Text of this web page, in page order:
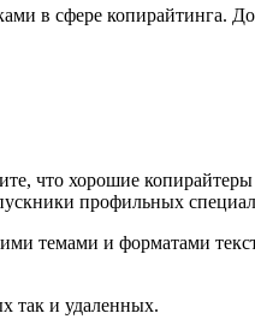
в сфере копирайтинга.
что хорошие
профильных
темами и форматами
так и удаленных.